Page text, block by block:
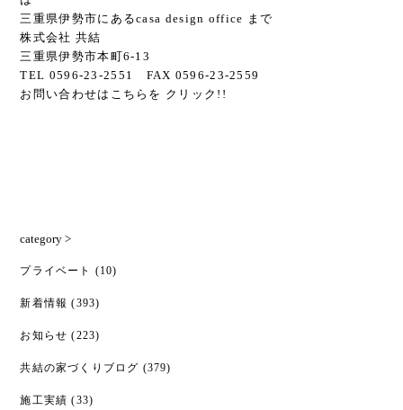
三重県伊勢市にあるcasa design office まで
株式会社 共結
三重県伊勢市本町6-13
TEL 0596-23-2551 FAX 0596-23-2559
お問い合わせはこちらを クリック!!
category >
プライベート (10)
新着情報 (393)
お知らせ (223)
共結の家づくりブログ (379)
施工実績 (33)